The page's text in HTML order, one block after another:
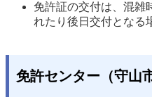
免許証の交付は、混雑
れたり後日交付となる
免許センター（守山